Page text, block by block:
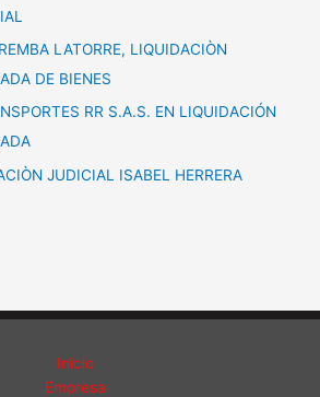
LATORRE, LIQUIDACIÒN
DE BIENES
RR S.A.S. EN LIQUIDACIÓN
JUDICIAL ISABEL HERRERA
Inicio
Empresa